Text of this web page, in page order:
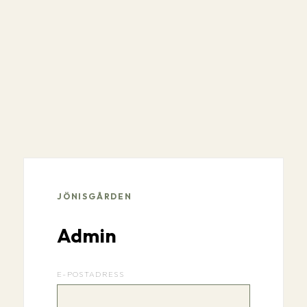
JÖNISGÅRDEN
Admin
E-POSTADRESS